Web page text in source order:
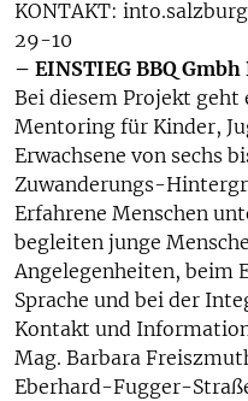
KONTAKT:
29-10
– EINSTIEG BBQ
Bei diesem Projekt geht
Mentoring für Kinder,
Erwachsene von sechs
Zuwanderungs-
Erfahrene Menschen
begleiten junge
Angelegenheiten, beim
Sprache und bei der
Kontakt und
Mag. Barbara
Eberhard-Fugger-